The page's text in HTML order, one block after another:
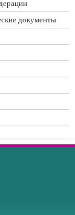
документы